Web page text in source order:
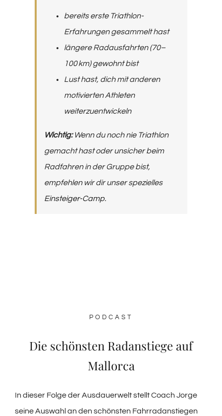
bereits erste Triathlon-
Erfahrungen gesammelt hast
längere Radausfahrten (70–
100 km) gewohnt bist
Lust hast, dich mit anderen
motivierten Athleten
weiterzuentwickeln
Wichtig:Wenn du noch nie Triathlon
gemacht hast oder unsicher beim
Radfahren in der Gruppe bist,
empfehlen wir dir unser spezielles
Einsteiger-Camp.
PODCAST
Die schönsten Radanstiege auf
Mallorca
In dieser Folge der Ausdauerwelt stellt Coach Jorge
seine Auswahl an den schönsten Fahrradanstiegen